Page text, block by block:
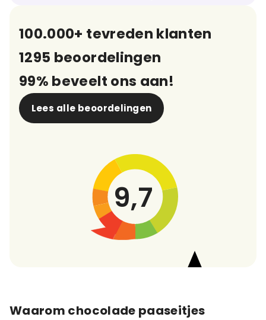
100.000+ tevreden klanten
1295 beoordelingen
99% beveelt ons aan!
Lees alle beoordelingen
9,7
Waarom chocolade paaseitjes